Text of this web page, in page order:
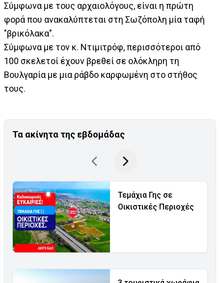
Σύμφωνα με τους αρχαιολόγους, είναι η πρώτη
φορά που ανακαλύπτεται στη Σωζόπολη μία ταφή
"βρικόλακα".
Σύμφωνα με τον κ. Ντιμιτρόφ, περισσότεροι από
100 σκελετοί έχουν βρεθεί σε ολόκληρη τη
Βουλγαρία με μια ράβδο καρφωμένη στο στήθος
τους.
Τα ακίνητα της εβδομάδας
Τεμάχια Γης σε
Οικιστικές Περιοχές